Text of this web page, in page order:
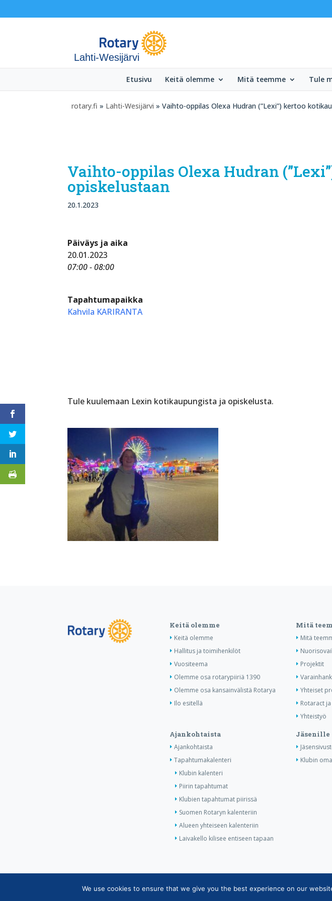
Lahti-Wesijärvi
Etusivu Keitä olemme Mitä teemme Tule
rotary.fi » Lahti-Wesijärvi » Vaihto-oppilas Olexa Hudran (”Lexi”) kertoo
Vaihto-oppilas Olexa Hudran
opiskelustaan
20.1.2023
Päiväys ja aika
20.01.2023
07:00 - 08:00
Tapahtumapaikka
Kahvila KARIRANTA
Tule kuulemaan Lexin kotikaupungista ja opiskelusta.
Keitä olemme
Keitä olemme
Hallitus ja toimihenkilöt
Vuositeema
Olemme osa rotarypiiriä 1390
Olemme osa kansainvälistä Rotarya
Ilo esitellä
Mitä
Mitä
Projektit
Yhteiset
Rotaract
Yhteistyö
Ajankohtaista
Ajankohtaista
Tapahtumakalenteri
Klubin kalenteri
Piirin tapahtumat
Klubien tapahtumat piirissä
Suomen Rotaryn kalenteriin
Alueen yhteiseen kalenteriin
Laivakello kilisee entiseen tapaan
Jäsenille
Klubin
Copyright © Suomen Rotarypalvelu ry 2026 |Jäsentietojärjestelmän tietosuojaseloste|
We use cookies to ensure that we give you the best experience on our